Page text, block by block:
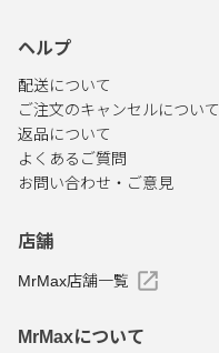
ヘルプ
配送について
ご注文のキャンセルについて
返品について
よくあるご質問
お問い合わせ・ご意見
店舗
MrMax店舗一覧
MrMaxについて